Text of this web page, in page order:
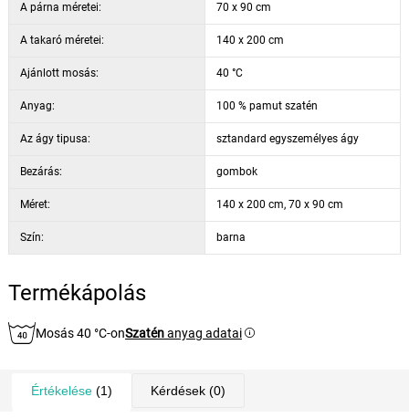
A párna méretei: 70 x 90 cm
A takaró méretei: 140 x 200 cm
Ajánlott mosás: 40 °C
Anyag: 100 % pamut szatén
Az ágy tipusa: sztandard egyszemélyes ágy
Bezárás: gombok
Méret: 140 x 200 cm, 70 x 90 cm
Szín: barna
Termékápolás
Mosás 40 °C-onSzaténanyag adatai
Értékelése(1) Kérdések(0)